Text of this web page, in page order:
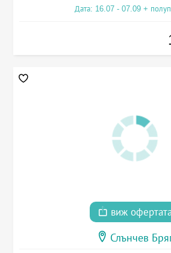
Дата: 16.07 - 07.09 +
виж
Слънчев